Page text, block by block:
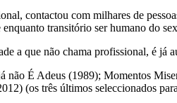
contactou com milhares de
transitório ser humano do
a que não chama profissional, é já
não É Adeus (1989); Momentos
(os três últimos seleccionados